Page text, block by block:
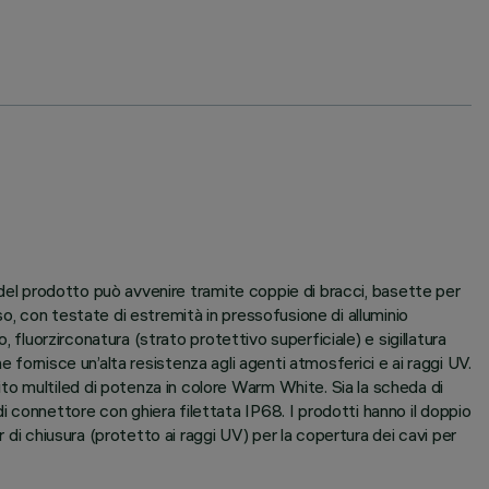
prodotto può avvenire tramite coppie di bracci, basette per
con testate di estremità in pressofusione di alluminio
fluorzirconatura (strato protettivo superficiale) e sigillatura
un’alta resistenza agli agenti atmosferici e ai raggi UV.
di potenza in colore Warm White. Sia la scheda di
connettore con ghiera filettata IP68. I prodotti hanno il doppio
chiusura (protetto ai raggi UV) per la copertura dei cavi per